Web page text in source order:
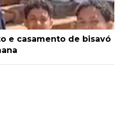
e casamento de bisavó